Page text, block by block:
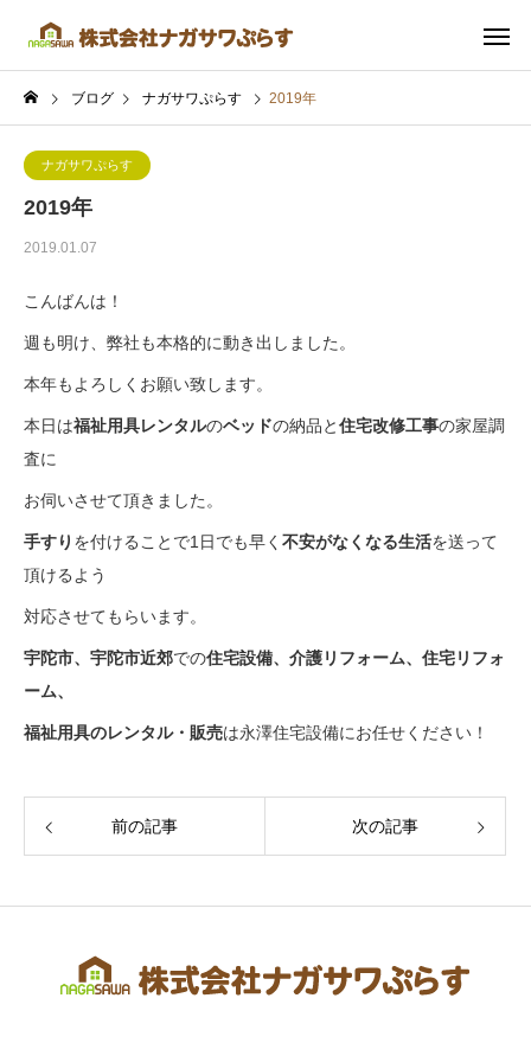
ブログ ナガサワぷらす 2019年
ナガサワぷらす
2019年
2019.01.07
こんばんは！
週も明け、弊社も本格的に動き出しました。
本年もよろしくお願い致します。
本日は福祉用具レンタルのベッドの納品と住宅改修工事の家屋調
査に
お伺いさせて頂きました。
手すり を付けることで1日でも早く 不安がなくなる生活を送って
頂けるよう
対応させてもらいます。
宇陀市、宇陀市近郊での住宅設備、介護リフォーム、住宅リフォ
ーム、
福祉用具のレンタル・ 販売は永澤住宅設備にお任せください！
前の記事 次の記事